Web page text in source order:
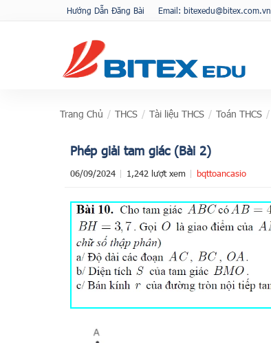
Hướng Dẫn Đăng Bài Email: bitexedu@bitex.com.vn
Trang Chủ / THCS / Tài liệu THCS / Toán THCS /
Phép giải tam giác (Bài 2)
06/09/2024 1,242 lượt xem bqttoancasio